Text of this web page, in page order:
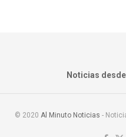
Noticias
© 2020 Al Minuto Noticias -